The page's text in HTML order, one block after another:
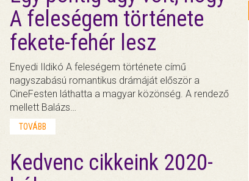
A feleségem története
fekete-fehér lesz
Enyedi Ildikó A feleségem története című
nagyszabású romantikus drámáját először a
CineFesten láthatta a magyar közönség. A rendező
mellett Balázs…
TOVÁBB
Kedvenc cikkeink 2020-